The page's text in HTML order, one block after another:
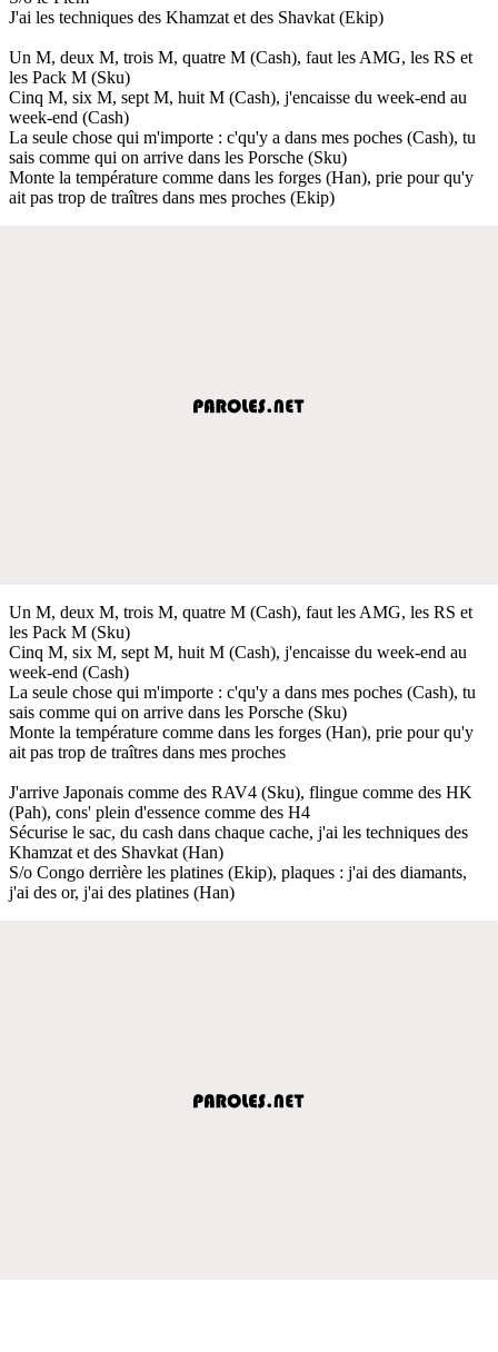
J'ai les techniques des Khamzat et des Shavkat (Ekip)
Un M, deux M, trois M, quatre M (Cash), faut les AMG, les RS et
les Pack M (Sku)
Cinq M, six M, sept M, huit M (Cash), j'encaisse du week-end au
week-end (Cash)
La seule chose qui m'importe : c'qu'y a dans mes poches (Cash), tu
sais comme qui on arrive dans les Porsche (Sku)
Monte la température comme dans les forges (Han), prie pour qu'y
ait pas trop de traîtres dans mes proches (Ekip)
Un M, deux M, trois M, quatre M (Cash), faut les AMG, les RS et
les Pack M (Sku)
Cinq M, six M, sept M, huit M (Cash), j'encaisse du week-end au
week-end (Cash)
La seule chose qui m'importe : c'qu'y a dans mes poches (Cash), tu
sais comme qui on arrive dans les Porsche (Sku)
Monte la température comme dans les forges (Han), prie pour qu'y
ait pas trop de traîtres dans mes proches
J'arrive Japonais comme des RAV4 (Sku), flingue comme des HK
(Pah), cons' plein d'essence comme des H4
Sécurise le sac, du cash dans chaque cache, j'ai les techniques des
Khamzat et des Shavkat (Han)
S/o Congo derrière les platines (Ekip), plaques : j'ai des diamants,
j'ai des or, j'ai des platines (Han)